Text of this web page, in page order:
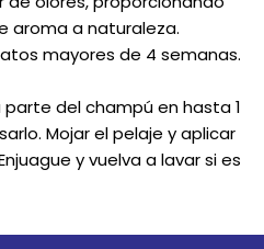
aroma a naturaleza.
mayores de 4 semanas.
parte del champú en hasta 1
Mojar el pelaje y aplicar
y vuelva a lavar si es